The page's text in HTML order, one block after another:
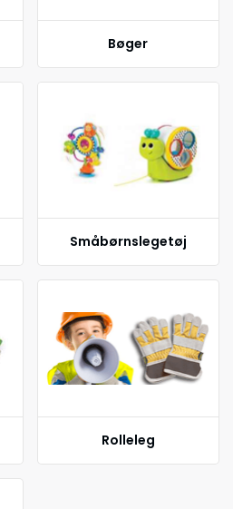
Bøger
Småbørnslegetøj
Rolleleg